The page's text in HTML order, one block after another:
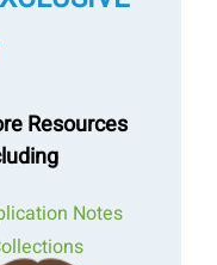
Resources
Notes